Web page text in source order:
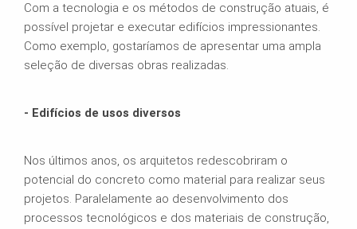
Com a tecnologia e os métodos de construção atuais, é
possível projetar e executar edifícios impressionantes.
Como exemplo, gostaríamos de apresentar uma ampla
seleção de diversas obras realizadas.
- Edifícios de usos diversos
Nos últimos anos, os arquitetos redescobriram o
potencial do concreto como material para realizar seus
projetos. Paralelamente ao desenvolvimento dos
processos tecnológicos e dos materiais de construção,